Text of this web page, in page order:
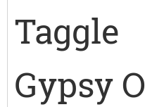
Taggle
Gypsy O